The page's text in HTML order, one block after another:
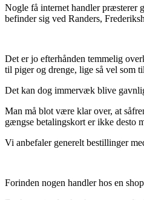
Nogle få internet handler præsterer
befinder sig ved Randers,
Det er jo efterhånden temmelig
til piger og drenge, lige så vel som
Det kan dog immervæk blive
Man må blot være klar over, at
gængse betalingskort er ikke desto
Vi anbefaler generelt bestillinger
Forinden nogen handler hos en